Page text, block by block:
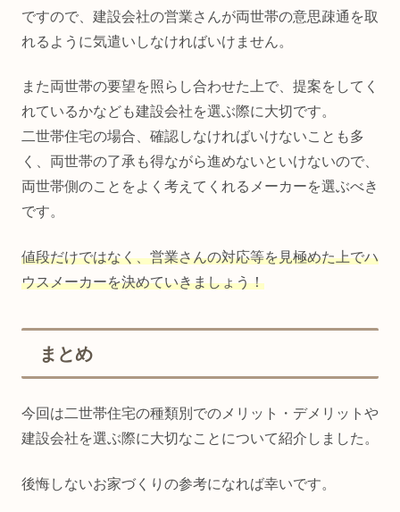
ですので、建設会社の営業さんが両世帯の意思疎通を取
れるように気遣いしなければいけません。
また両世帯の要望を照らし合わせた上で、提案をしてく
れているかなども建設会社を選ぶ際に大切です。
二世帯住宅の場合、確認しなければいけないことも多
く、両世帯の了承も得ながら進めないといけないので、
両世帯側のことをよく考えてくれるメーカーを選ぶべき
です。
値段だけではなく、営業さんの対応等を見極めた上でハ
ウスメーカーを決めていきましょう！
まとめ
今回は二世帯住宅の種類別でのメリット・デメリットや
建設会社を選ぶ際に大切なことについて紹介しました。
後悔しないお家づくりの参考になれば幸いです。